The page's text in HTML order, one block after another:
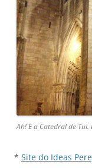
Ah! E a Catedral de
* Site do Ideas